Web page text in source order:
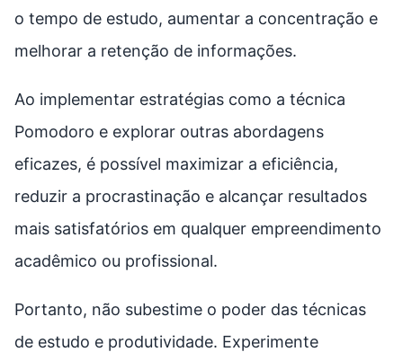
o tempo de estudo, aumentar a concentração e
melhorar a retenção de informações.
Ao implementar estratégias como a técnica
Pomodoro e explorar outras abordagens
eficazes, é possível maximizar a eficiência,
reduzir a procrastinação e alcançar resultados
mais satisfatórios em qualquer empreendimento
acadêmico ou profissional.
Portanto, não subestime o poder das técnicas
de estudo e produtividade. Experimente